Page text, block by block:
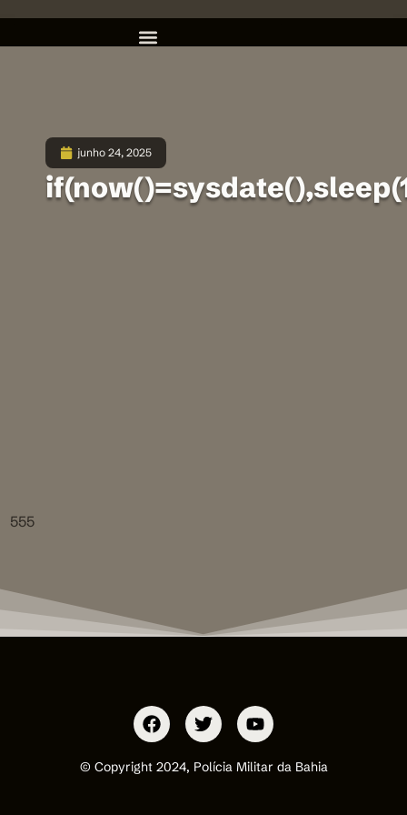
junho 24, 2025
555
© Copyright 2024, Polícia Militar da Bahia